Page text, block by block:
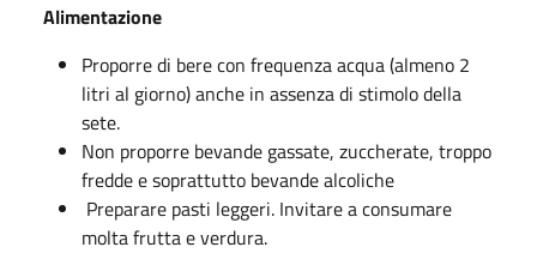
Alimentazione
Proporre di bere con frequenza acqua (almeno 2
litri al giorno) anche in assenza di stimolo della
sete.
Non proporre bevande gassate, zuccherate, troppo
fredde e soprattutto bevande alcoliche
Preparare pasti leggeri. Invitare a consumare
molta frutta e verdura.